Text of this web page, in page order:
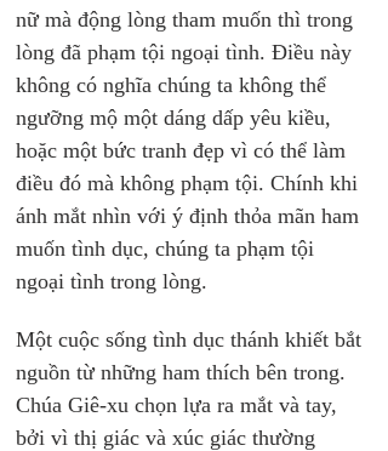
nữ mà động lòng tham muốn thì trong
lòng đã phạm tội ngoại tình. Điều này
không có nghĩa chúng ta không thể
ngưỡng mộ một dáng dấp yêu kiều,
hoặc một bức tranh đẹp vì có thể làm
điều đó mà không phạm tội. Chính khi
ánh mắt nhìn với ý định thỏa mãn ham
muốn tình dục, chúng ta phạm tội
ngoại tình trong lòng.
Một cuộc sống tình dục thánh khiết bắt
nguồn từ những ham thích bên trong.
Chúa Giê-xu chọn lựa ra mắt và tay,
bởi vì thị giác và xúc giác thường